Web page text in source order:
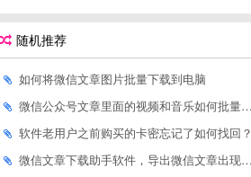
随机推荐
如何将微信文章图片批量下载到电脑
微信公众号文章里面的视频和音乐如何批量下载到电脑上
软件老用户之前购买的卡密忘记了如何找回？
微信文章下载助手软件，导出微信文章出现「导出失败*篇」如何解决